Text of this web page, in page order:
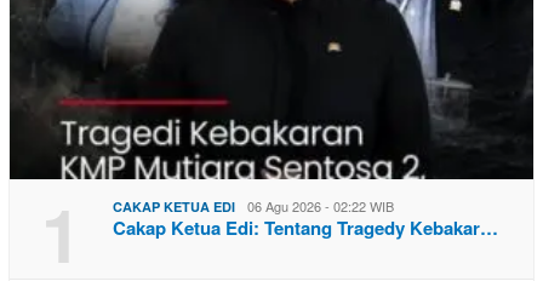
1 CAKAP KETUA EDI 06 Agu 2026 - 02:22 WIB
Cakap Ketua Edi: Tentang Tragedy Kebakar…